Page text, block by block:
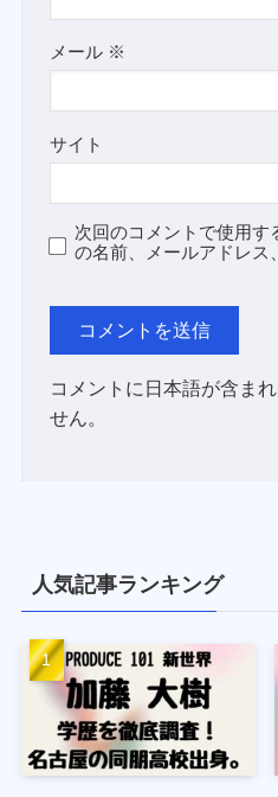
メール ※
サイト
次回のコメントで使用す
の名前、メールアドレス
コメントに日本語が含ま
せん。
人気記事ランキング